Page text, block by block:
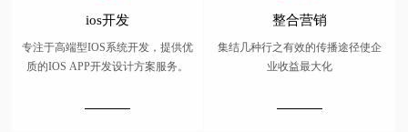
ios开发
专注于高端型IOS系统开发，提供优
质的IOS APP开发设计方案服务。
整合营销
集结几种行之有效的传播途径使企
业收益最大化